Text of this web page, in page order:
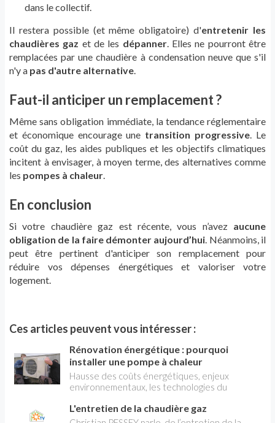
dans le collectif.
Il restera possible (et même obligatoire) d'entretenir les
chaudières gaz et de les dépanner. Elles ne pourront être
remplacées par une chaudière à condensation neuve que s'il
n'y a pas d'autre alternative
Faut-il anticiper un remplacement ?
Même sans obligation immédiate, la tendance réglementaire
et économique encourage une transition progressive . Le
coût du gaz, les aides publiques et les objectifs climatiques
incitent à envisager, à moyen terme, des alternatives comme
les pompes à chaleur
En conclusion
Si votre chaudière gaz est récente, vous n’avez aucune
obligation de la faire démonter aujourd’hui . Néanmoins, il
peut être pertinent d'anticiper son remplacement pour
réduire vos dépenses énergétiques et valoriser votre
logement.
Ces articles peuvent vous intéresser :
Rénovation énergétique : pourquoi
installer une pompe à chaleur
Hausse des coûts énergétiques, enjeux
environnementaux, les technologies du
modes de production d'électricité et de
chaleur plus économiques et écologiques. En
L'entretien de la chaudière gaz